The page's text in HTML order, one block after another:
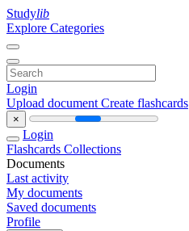
Studylib
Explore Categories
Login
Upload document Create flashcards
×
Login
Flashcards Collections
Documents
Last activity
My documents
Saved documents
Profile